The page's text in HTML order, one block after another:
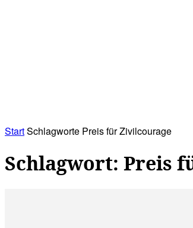
StartSchlagworte Preis für Zivilcourage
Schlagwort: Preis